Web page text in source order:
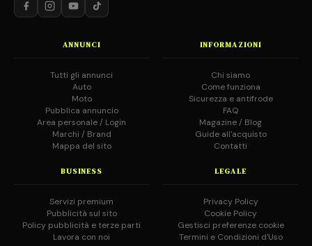
ANNUNCI
Tutti gli annunci
Auto
Moto
Pubblica annuncio
Area personale / Login
Marchi / Brand
Mappa del sito
INFORMAZIONI
Chi siamo
Come funziona
Sicurezza e antifrode
FAQ
Magazine / Blog
Guide all'acquisto
Contatti
BUSINESS
Servizi premium
Pubblicità sul sito
Policy pubblicità e terze parti
Lavora con noi
LEGALE
Privacy Policy
Cookie Policy
Gestisci preferenze cookie
Termini e Condizioni d'Uso